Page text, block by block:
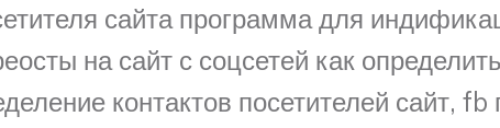
сайта программа для
на сайт с соцсетей как
контактов посетителей сайт, fb